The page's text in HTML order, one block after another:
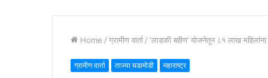
Home / ग्रामीण वार्ता / ‘लाडकी बहीण’ योजनेतून ८१ लाख
ग्रामीण वार्ता ताज्या घडामोडी महाराष्ट्र